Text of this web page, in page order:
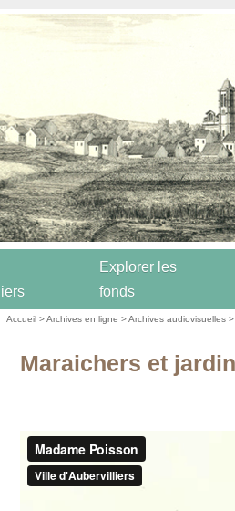
Explorer les
fonds
Accueil >Archives en ligne >Archives audiovisuelles
Maraichers et